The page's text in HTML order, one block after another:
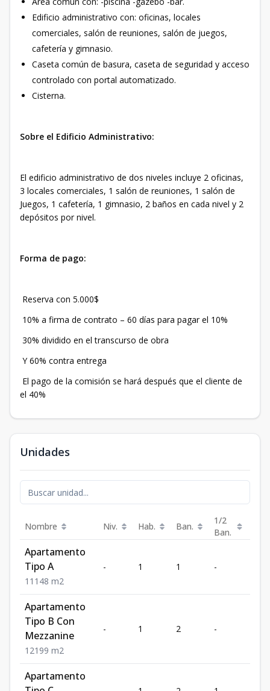
Edificio administrativo con: oficinas, locales
comerciales, salón de reuniones, salón de juegos,
cafetería y gimnasio.
Caseta común de basura, caseta de seguridad y acceso
controlado con portal automatizado.
Cisterna.
Sobre el Edificio Administrativo:
El edificio administrativo de dos niveles incluye 2 oficinas,
3 locales comerciales, 1 salón de reuniones, 1 salón de
Juegos, 1 cafetería, 1 gimnasio, 2 baños en cada nivel y 2
depósitos por nivel.
Forma de pago:
Reserva con 5.000$
10% a firma de contrato – 60 días para pagar el 10%
30% dividido en el transcurso de obra
Y 60% contra entrega
El pago de la comisión se hará después que el cliente de
el 40%
Unidades
Nombre Niv. Hab. Ban.
1/2
Ban.
Apartamento
Tipo A
1 1 1 48 m2
- 1 1 -
Apartamento
Tipo B Con
Mezzanine
1 21 99 m2
- 1 2 -
Apartamento